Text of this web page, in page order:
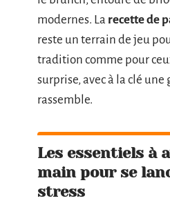
modernes. La recette de
reste un terrain de jeu
tradition comme pour
surprise, avec à la clé
rassemble.
Les essentiels à
main pour se
stress